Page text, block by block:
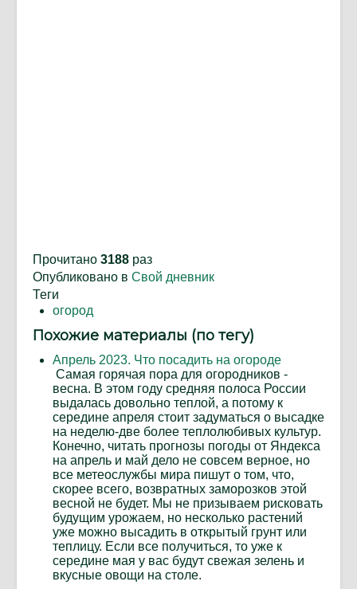
Прочитано 3188 раз
Опубликовано в Свой дневник
Теги
огород
Похожие материалы (по тегу)
Апрель 2023. Что посадить на огороде
Самая горячая пора для огородников -
весна. В этом году средняя полоса России
выдалась довольно теплой, а потому к
середине апреля стоит задуматься о высадке
на неделю-две более теплолюбивых культур.
Конечно, читать прогнозы погоды от Яндекса
на апрель и май дело не совсем верное, но
все метеослужбы мира пишут о том, что,
скорее всего, возвратных заморозков этой
весной не будет. Мы не призываем рисковать
будущим урожаем, но несколько растений
уже можно высадить в открытый грунт или
теплицу. Если все получиться, то уже к
середине мая у вас будут свежая зелень и
вкусные овощи на столе.